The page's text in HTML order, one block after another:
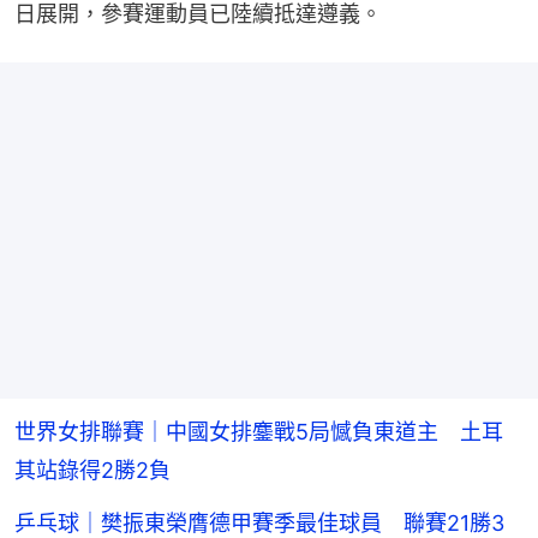
日展開，參賽運動員已陸續抵達遵義。
世界女排聯賽｜中國女排鏖戰5局憾負東道主 土耳
其站錄得2勝2負
乒乓球｜樊振東榮膺德甲賽季最佳球員 聯賽21勝3